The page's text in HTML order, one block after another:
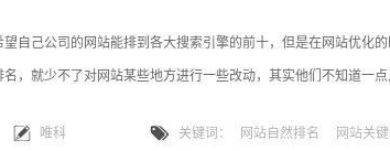
自己公司的网站能排到各大搜索引擎的前十，但是在网站优化的
名，就少不了对网站某些地方进行一些改动，其实他们不知道一
种变动是没有针对性或者目的性的，导致网站的排名会产生下降
唯科 关键词： 网站自然排名 网站关